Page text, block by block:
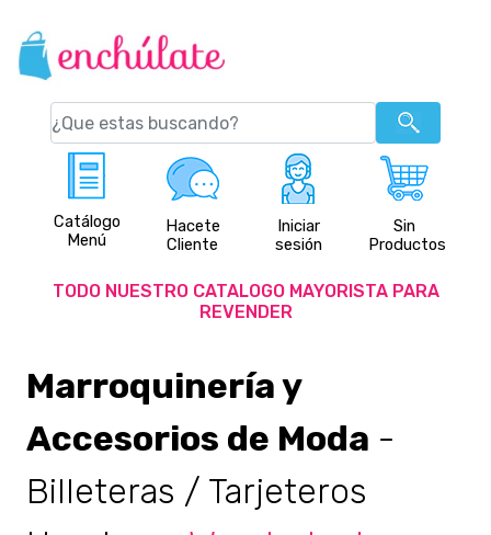
Catálogo
Menú
Hacete
Cliente
Iniciar
sesión
Sin
Productos
TODO NUESTRO CATALOGO MAYORISTA PARA
REVENDER
Marroquinería y
Accesorios de Moda -
Billeteras / Tarjeteros